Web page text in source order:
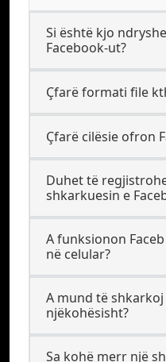
Si është kjo
Facebook-ut?
Çfarë formati file
Çfarë cilësie ofron
Duhet të
shkarkuesin e
A funksionon
në celular?
A mund të
njëkohësisht?
Sa kohë merr një